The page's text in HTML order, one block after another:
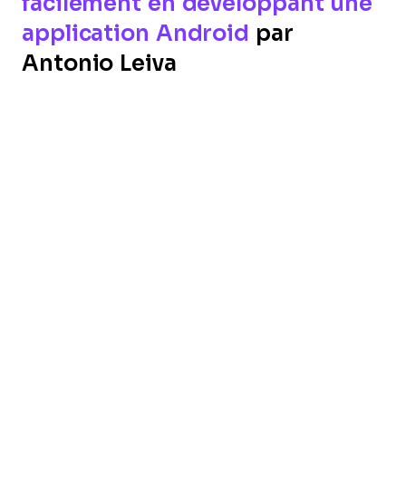
application Android par
Antonio Leiva